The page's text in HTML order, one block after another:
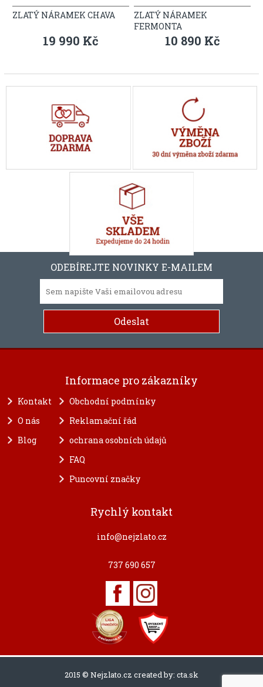
ZLATÝ NÁRAMEK CHAVA
19 990 Kč
ZLATÝ NÁRAMEK
FERMONTA
10 890 Kč
ODEBÍREJTE NOVINKY E-MAILEM
Informace pro zákazníky
Kontakt
O nás
Blog
Obchodní podmínky
Reklamační řád
ochrana osobních údajů
FAQ
Puncovní značky
Rychlý kontakt
info@nejzlato.cz
737 690 657
2015 © Nejzlato.cz created by: cta.sk